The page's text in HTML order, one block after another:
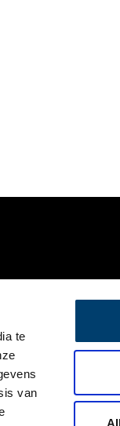
te
van